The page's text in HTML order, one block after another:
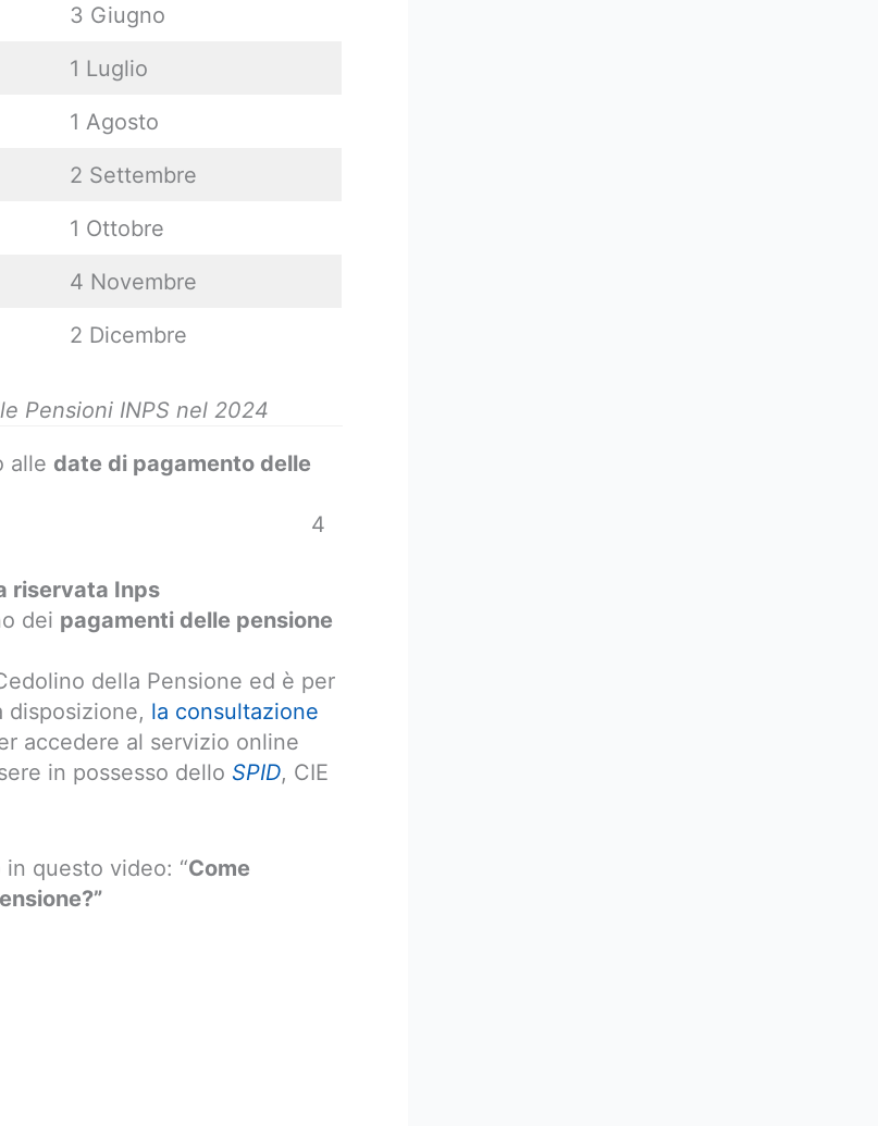
3 Giugno
1 Luglio
1 Agosto
2 Settembre
1 Ottobre
4 Novembre
2 Dicembre
Pensioni INPS nel 2024
alle date di pagamento delle
4
riservata Inps
dei pagamenti delle pensione
della Pensione ed è per
disposizione, la consultazione
accedere al servizio online
in possesso dello SPID, CIE
questo video: “Come